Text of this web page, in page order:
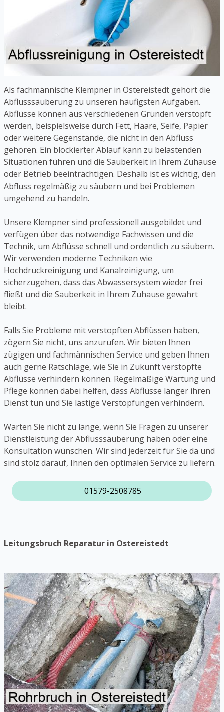
Als fachmännische Klempner in Ostereistedt gehört die
Abflusssäuberung zu unseren häufigsten Aufgaben.
Abflüsse können aus verschiedenen Gründen verstopft
werden, beispielsweise durch Fett, Haare, Seife, Papier
oder weitere Gegenstände, die nicht in den Abfluss
gehören. Ein blockierter Ablauf kann zu belastenden
Situationen führen und die Sauberkeit in Ihrem Zuhause
oder Betrieb beeinträchtigen. Deshalb ist es wichtig, den
Abfluss regelmäßig zu säubern und bei Problemen
umgehend zu handeln.
Unsere Klempner sind professionell ausgebildet und
verfügen über das notwendige Fachwissen und die
Technik, um Abflüsse schnell und ordentlich zu säubern.
Wir verwenden moderne Techniken wie
Hochdruckreinigung und Kanalreinigung, um
sicherzugehen, dass das Abwassersystem wieder frei
fließt und die Sauberkeit in Ihrem Zuhause gewahrt
bleibt.
Falls Sie Probleme mit verstopften Abflüssen haben,
zögern Sie nicht, uns anzurufen. Wir bieten Ihnen
zügigen und fachmännischen Service und geben Ihnen
auch gerne Ratschläge, wie Sie in Zukunft verstopfte
Abflüsse verhindern können. Regelmäßige Wartung und
Pflege können dabei helfen, dass Abflüsse länger ihren
Dienst tun und Sie lästige Verstopfungen verhindern.
Warten Sie nicht zu lange, wenn Sie Fragen zu unserer
Dienstleistung der Abflusssäuberung haben oder eine
Konsultation wünschen. Wir sind jederzeit für Sie da und
sind stolz darauf, Ihnen den optimalen Service zu liefern.
01579-2508785
Leitungsbruch Reparatur in Ostereistedt